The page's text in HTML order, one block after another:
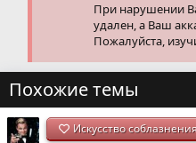
При нарушении
удален, а Ваш
Пожалуйста,
Похожие темы
Искусство